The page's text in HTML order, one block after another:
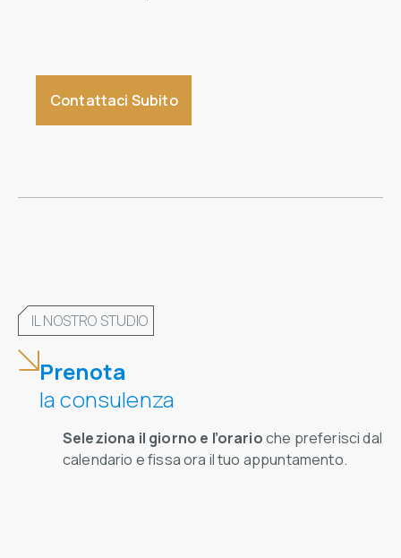
Contattaci Subito
IL NOSTRO STUDIO
Prenota
la consulenza
Seleziona il giorno e l’orarioche preferisci dal
calendario e fissa ora il tuo appuntamento.